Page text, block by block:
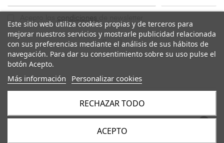
condiciones
Mulaya. Todos los derechos reservados.
Este sitio web utiliza cookies propias y de terceros para
mejorar nuestros servicios y mostrarle publicidad relacionada
con sus preferencias mediante el análisis de sus hábitos de
navegación. Para dar su consentimiento sobre su uso pulse el
botón Acepto.
Más información Personalizar cookies
RECHAZAR TODO
ACEPTO